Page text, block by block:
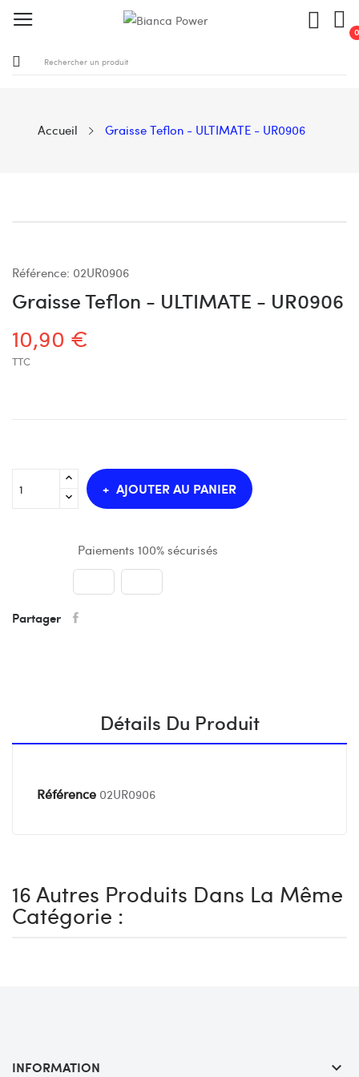
0
Accueil Graisse Teflon - ULTIMATE - UR0906
Référence: 02UR0906
Graisse Teflon - ULTIMATE - UR0906
10,90 €
TTC
AJOUTER AU PANIER
Paiements 100% sécurisés
Partager
Détails Du Produit
Référence 02UR0906
16 Autres Produits Dans La Même
Catégorie :
INFORMATION keyboard_arrow_down